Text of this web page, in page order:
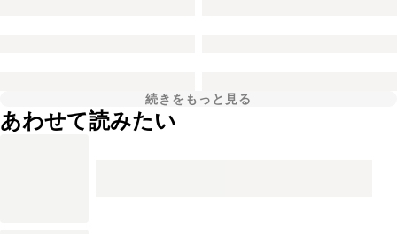
続きをもっと見る
あわせて読みたい